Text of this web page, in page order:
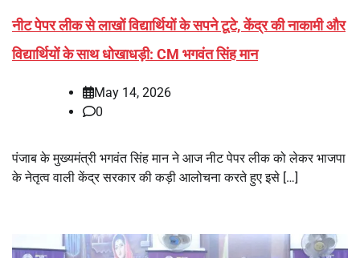
नीट पेपर लीक से लाखों विद्यार्थियों के सपने टूटे, केंद्र की नाकामी और
विद्यार्थियों के साथ धोखाधड़ी: CM भगवंत सिंह मान
May 14, 2026
0
पंजाब के मुख्यमंत्री भगवंत सिंह मान ने आज नीट पेपर लीक को लेकर भाजपा
के नेतृत्व वाली केंद्र सरकार की कड़ी आलोचना करते हुए इसे […]